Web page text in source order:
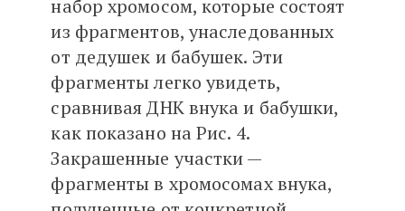
набор хромосом, которые состоят
из фрагментов, унаследованных
от дедушек и бабушек. Эти
фрагменты легко увидеть,
сравнивая ДНК внука и бабушки,
как показано на Рис. 4.
Закрашенные участки —
фрагменты в хромосомах внука,